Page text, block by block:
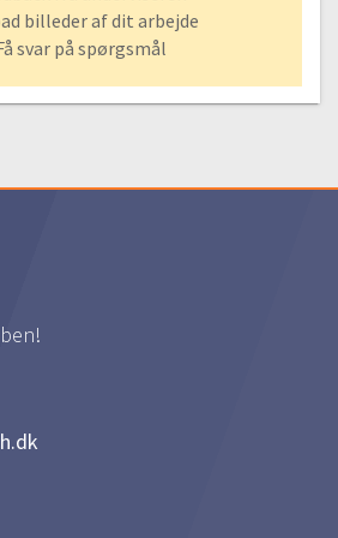
| Ret-strik frem og tilbage på
i
billeder af dit arbejde
svar på spørgsmål